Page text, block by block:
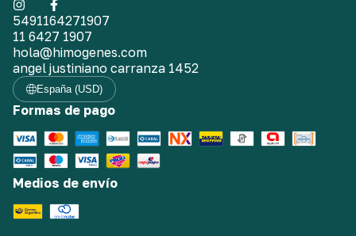
5491164271907
11 6427 1907
hola@himogenes.com
angel justiniano carranza 1452
España (USD)
Formas de pago
Medios de envío